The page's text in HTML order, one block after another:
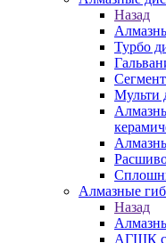
Назад
Турбо
Мульти
Алмазные
Назад
АГШК с